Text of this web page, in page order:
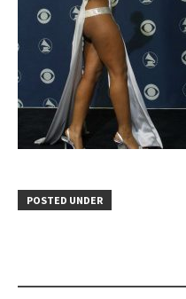
POSTED UNDER